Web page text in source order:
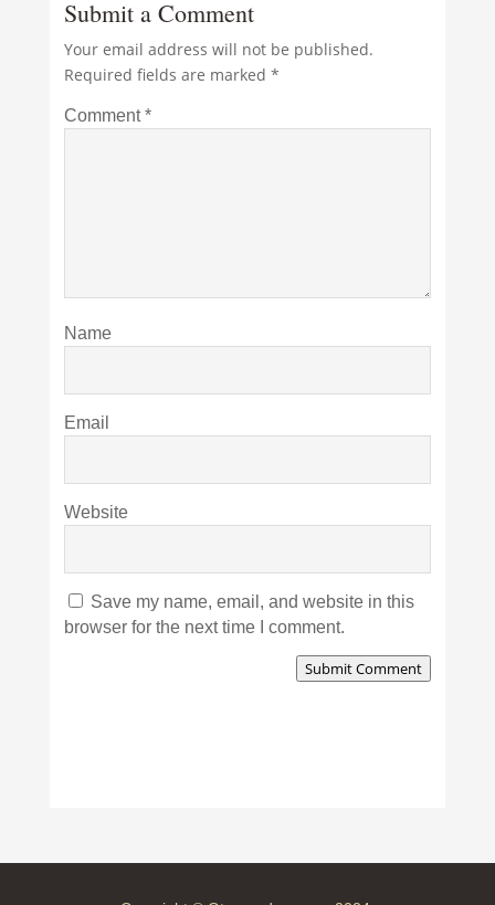
Submit a Comment
Your email address will not be published.
Required fields are marked*
Comment*
Name
Email
Website
Save my name, email, and website in this
browser for the next time I comment.
Submit Comment